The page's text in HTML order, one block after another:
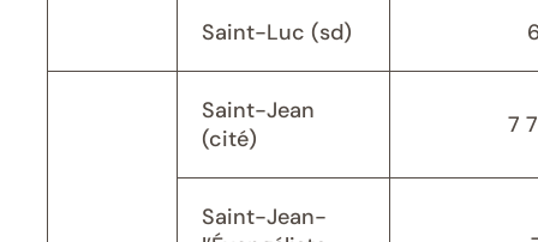
Saint-Luc (sd)
Saint-Jean
(cité)
7
Saint-Jean-